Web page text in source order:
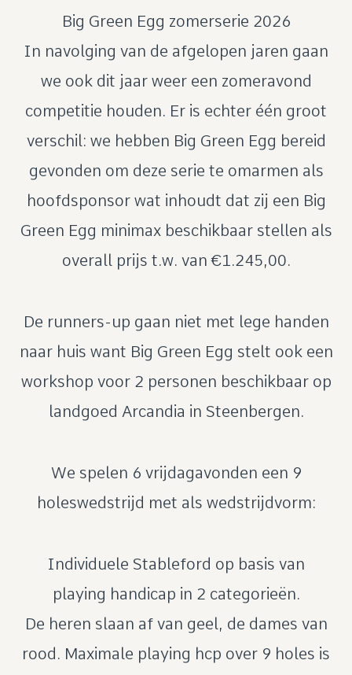
Big Green Egg zomerserie 2026
In navolging van de afgelopen jaren gaan
we ook dit jaar weer een zomeravond
competitie houden. Er is echter één groot
verschil: we hebben Big Green Egg bereid
gevonden om deze serie te omarmen als
hoofdsponsor wat inhoudt dat zij een Big
Green Egg minimax beschikbaar stellen als
overall prijs t.w. van €1.245,00.
De runners-up gaan niet met lege handen
naar huis want Big Green Egg stelt ook een
workshop voor 2 personen beschikbaar op
landgoed Arcandia in Steenbergen.
We spelen 6 vrijdagavonden een 9
holeswedstrijd met als wedstrijdvorm:
Individuele Stableford op basis van
playing handicap in 2 categorieën.
De heren slaan af van geel, de dames van
rood. Maximale playing hcp over 9 holes is